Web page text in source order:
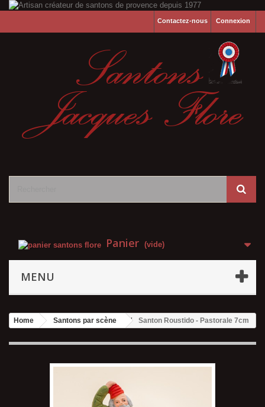
Connexion
Contactez-nous
Panier (vide)
MENU
Home Santons par scène Santon Roustido - Pastorale 7cm